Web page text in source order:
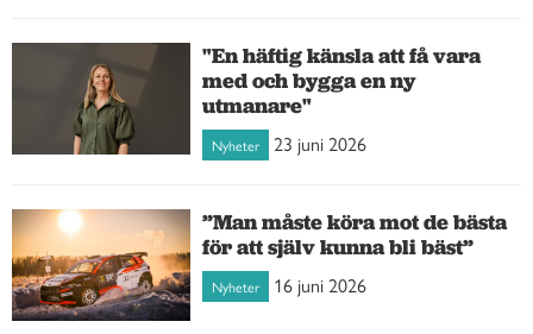
"En häftig känsla att få vara
med och bygga en ny
utmanare"
Nyheter 23 juni 2026
”Man måste köra mot de bästa
för att själv kunna bli bäst”
Nyheter 16 juni 2026